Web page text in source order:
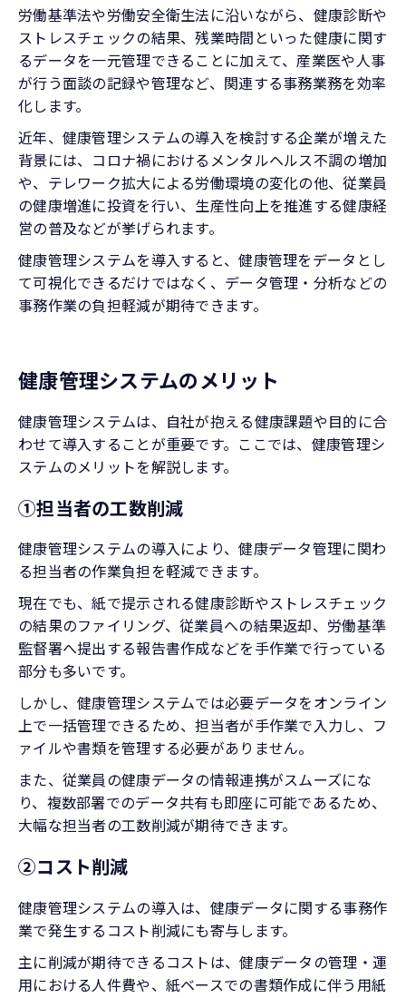
労働基準法や労働安全衛生法に沿いながら、健康診断や
ストレスチェックの結果、残業時間といった健康に関す
るデータを一元管理できることに加えて、産業医や人事
が行う面談の記録や管理など、関連する事務業務を効率
化します。
近年、健康管理システムの導入を検討する企業が増えた
背景には、コロナ禍におけるメンタルヘルス不調の増加
や、テレワーク拡大による労働環境の変化の他、従業員
の健康増進に投資を行い、生産性向上を推進する健康経
営の普及などが挙げられます。
健康管理システムを導入すると、健康管理をデータとし
て可視化できるだけではなく、データ管理・分析などの
事務作業の負担軽減が期待できます。
健康管理システムのメリット
健康管理システムは、自社が抱える健康課題や目的に合
わせて導入することが重要です。ここでは、健康管理シ
ステムのメリットを解説します。
①担当者の工数削減
健康管理システムの導入により、健康データ管理に関わ
る担当者の作業負担を軽減できます。
現在でも、紙で提示される健康診断やストレスチェック
の結果のファイリング、従業員への結果返却、労働基準
監督署へ提出する報告書作成などを手作業で行っている
部分も多いです。
しかし、健康管理システムでは必要データをオンライン
上で一括管理できるため、担当者が手作業で入力し、フ
ァイルや書類を管理する必要がありません。
また、従業員の健康データの情報連携がスムーズにな
り、複数部署でのデータ共有も即座に可能であるため、
大幅な担当者の工数削減が期待できます。
②コスト削減
健康管理システムの導入は、健康データに関する事務作
業で発生するコスト削減にも寄与します。
主に削減が期待できるコストは、健康データの管理・運
用における人件費や、紙ベースでの書類作成に伴う用紙